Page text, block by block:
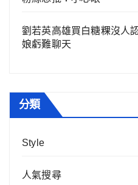
劉若英高雄買白糖粿沒人
娘虧難聊天
分類
Style
人氣搜尋